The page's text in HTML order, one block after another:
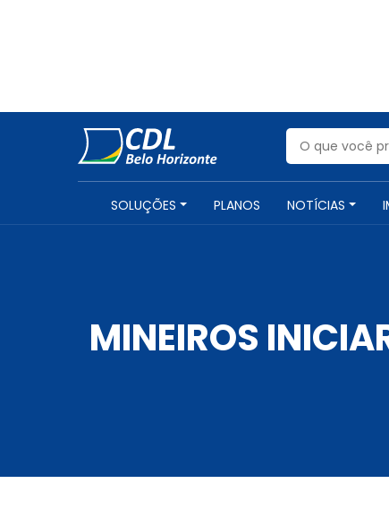
SOLUÇÕES PLANOS NOTÍCIAS
MINEIROS